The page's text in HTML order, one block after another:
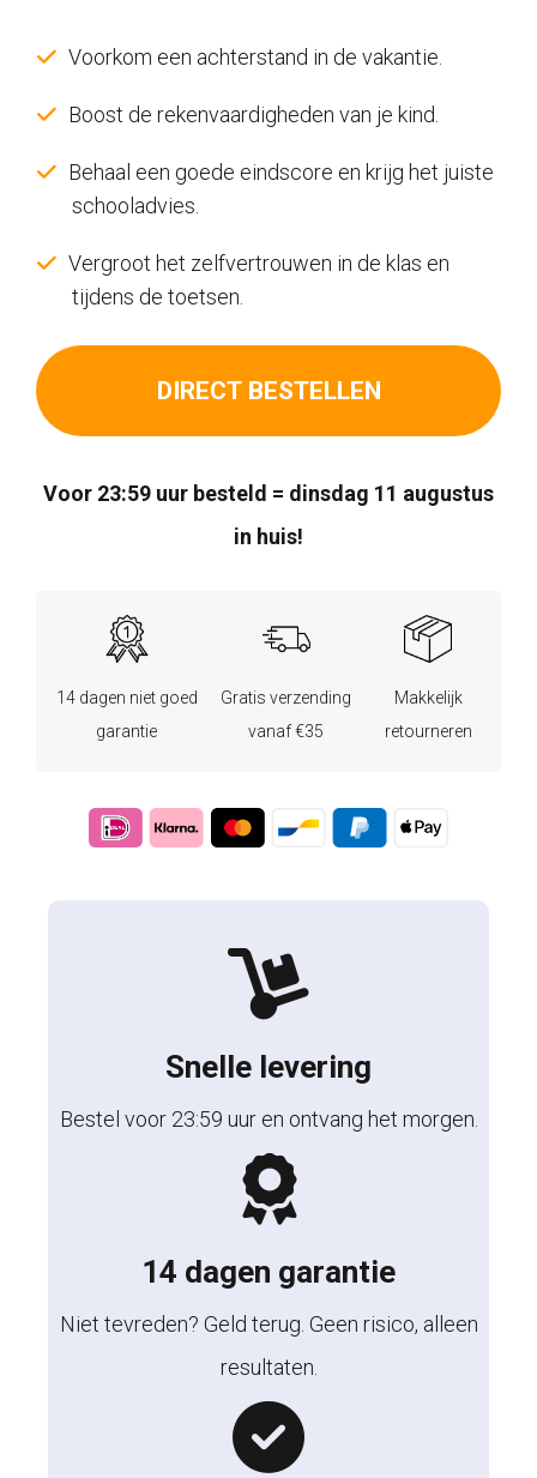
Voorkom een achterstand in de vakantie.
Boost de rekenvaardigheden van je kind.
Behaal een goede eindscore en krijg het juiste
schooladvies.
Vergroot het zelfvertrouwen in de klas en
tijdens de toetsen.
DIRECT BESTELLEN
Voor 23:59 uur besteld = dinsdag 11 augustus
in huis!
14 dagen niet goed
garantie
Gratis verzending
vanaf €35
Makkelijk
retourneren
Snelle levering
Bestel voor 23:59 uur en ontvang het morgen.
14 dagen garantie
Niet tevreden? Geld terug. Geen risico, alleen
resultaten.